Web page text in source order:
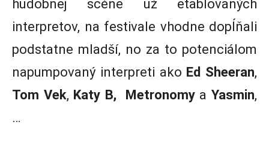
hudobnej scéne už etablovaných
interpretov, na festivale vhodne dopĺňali
podstatne mladší, no za to potenciálom
napumpovaný interpreti ako Ed Sheeran,
Tom Vek, Katy B, Metronomy aYasmin,
…